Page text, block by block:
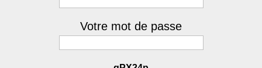
Votre mot de passe